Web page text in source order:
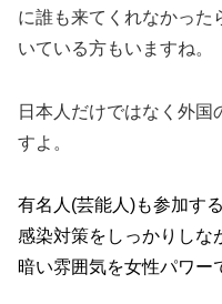
に誰も来てくれなかった
いている方もいますね。
日本人だけではなく外
すよ。
有名人(芸能人)も参加す
感染対策をしっかりしな
暗い雰囲気を女性パワー